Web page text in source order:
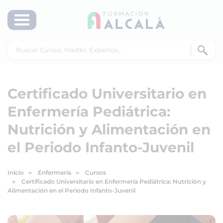
Certificado Universitario en
Enfermería Pediátrica:
Nutrición y Alimentación en
el Periodo Infanto-Juvenil
Inicio Enfermería
Cursos
Certificado Universitario en Enfermería Pediátrica: Nutrición y
Alimentación en el Periodo Infanto-Juvenil